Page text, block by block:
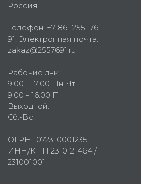
Россия
Телефон: +7 861 255–76–
91, Электронная почта:
zakaz@2557691.ru
Рабочие дни:
9:00 - 17:00 Пн-Чт
9:00 - 16:00 Пт
Выходной:
Сб.-Вс.
ОГРН 1072310001235
ИНН/КПП 2310121464 /
231001001